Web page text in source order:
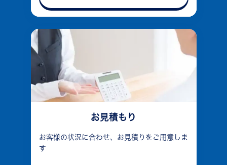
お見積もり
お客様の状況に合わせ、お見積りをご用意しま
す